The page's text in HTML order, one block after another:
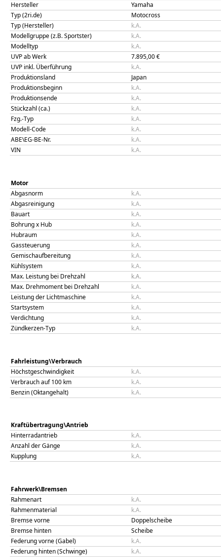
Hersteller
Yamaha
Typ (2ri.de)
Motocross
Typ (Hersteller)
k.A.
Modellgruppe (z.B. Sportster)
k.A.
Modelltyp
k.A.
UVP ab Werk
7.895,00€
UVP inkl. Überführung
k.A.
Produktionsland
Japan
Produktionsbeginn
k.A.
Produktionsende
k.A.
Stückzahl (ca.)
k.A.
Fzg.-Typ
k.A.
Modell-Code
k.A.
ABE\EG-BE-Nr.
k.A.
VIN
k.A.
Motor
Abgasnorm
k.A.
Abgasreinigung
k.A.
Bauart
k.A.
Bohrung x Hub
k.A.
Hubraum
k.A.
Gassteuerung
k.A.
Gemischaufbereitung
k.A.
Kühlsystem
k.A.
Max. Leistung bei Drehzahl
k.A.
Max. Drehmoment bei Drehzahl
k.A.
Leistung der Lichtmaschine
k.A.
Startsystem
k.A.
Verdichtung
k.A.
Zündkerzen-Typ
k.A.
Fahrleistung\Verbrauch
Höchstgeschwindigkeit
k.A.
Verbrauch auf 100 km
k.A.
Benzin (Oktangehalt)
k.A.
Kraftübertragung\Antrieb
Hinterradantrieb
k.A.
Anzahl der Gänge
k.A.
Kupplung
k.A.
Fahrwerk\Bremsen
Rahmenart
k.A.
Rahmenmaterial
k.A.
Bremse vorne
Doppelscheibe
Bremse hinten
Scheibe
Federung vorne (Gabel)
k.A.
Federung hinten (Schwinge)
k.A.